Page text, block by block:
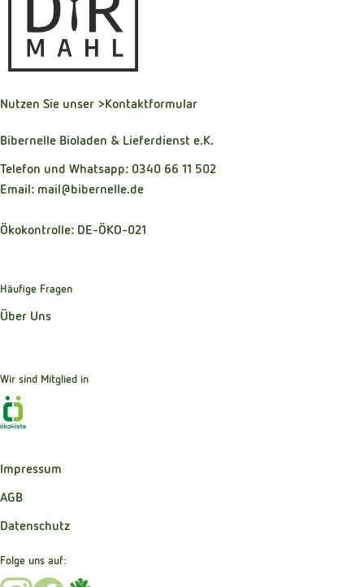
Nutzen Sie unser >Kontaktformular
Bibernelle Bioladen & Lieferdienst e.K.
Telefon und Whatsapp: 0340 66 11 502
Email: mail@bibernelle.de
Ökokontrolle: DE-ÖKO-021
Häufige Fragen
Über Uns
Wir sind Mitglied in
Impressum
AGB
Datenschutz
Folge uns auf: